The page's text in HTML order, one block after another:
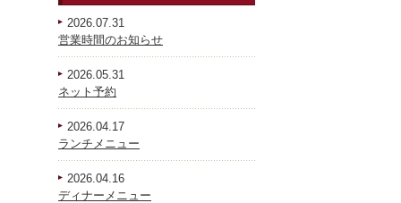
2026.07.31
営業時間のお知らせ
2026.05.31
ネット予約
2026.04.17
ランチメニュー
2026.04.16
ディナーメニュー